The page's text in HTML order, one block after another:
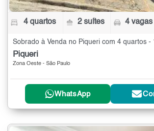
4 quartos 2 suítes 4 vagas
Sobrado à Venda no Piqueri com 4 quartos -
Piqueri
Zona Oeste - São Paulo
WhatsApp